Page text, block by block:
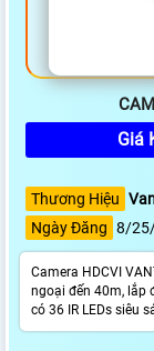
Giá
Thương Hiệu
Ngày Đăng 8/
Camera HDCVI
ngoại đến 40m, lắp
có 36 IR LEDs siêu